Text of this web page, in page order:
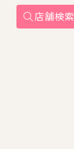
店舗検索